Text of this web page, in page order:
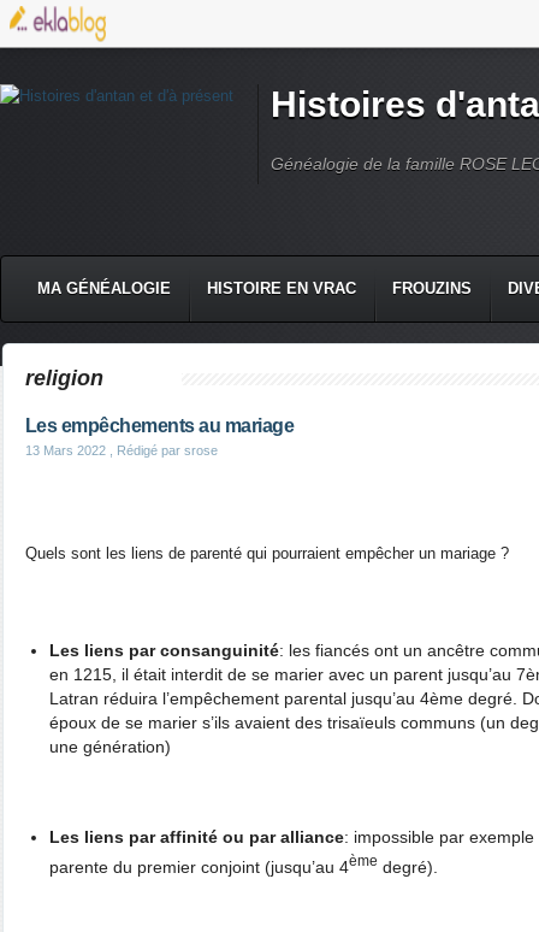
Histoires
Généalogie de la famille ROSE
MA GÉNÉALOGIE HISTOIRE EN VRAC FROUZINS
religion
Les empêchements au mariage
13 Mars 2022 , Rédigé par srose
Quels sont les liens de parenté qui pourraient empêcher un mariage ?
Les liens par consanguinité: les fiancés ont un ancêtre
en 1215, il était interdit de se marier avec un parent jusqu’au
Latran réduira l’empêchement parental jusqu’au 4ème degré.
époux de se marier s’ils avaient des trisaïeuls communs (un
une génération)
Les liens par affinité ou par alliance: impossible par
parente du premier conjoint (jusqu’au 4ème degré).